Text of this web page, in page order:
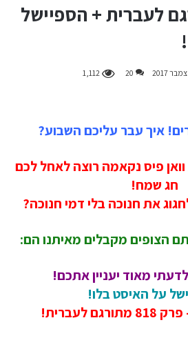
מתורגם לעברית + הספיישל
20
1,112
איך עבר עליכם השבוע?
פיס נקאמה רוצה לאחל לכם
חג שמח!
את חנוכה בלי דמי חנוכה?
הצופים מקבלים מאיתנו הם:
מאוד יעניין אתכם!
על האיסט בלו!
לעברית!